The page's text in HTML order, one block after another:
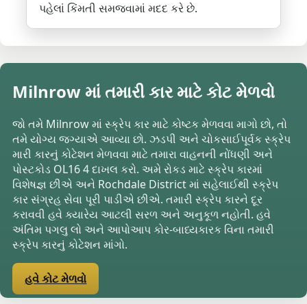
પહેલાં કિંમતી સમજવામાં મદદ કરે છે.
Milnrow માં તમારી કાર માટે કોટ મેળવો
જો તમે Milnrow માં સ્ક્રેપ કાર માટે કોષ્ટક મેળવવા માગો છો, તો
તમે યોગ્ય જગ્યાએ આવ્યા છો. ઝડપી અને ચોકસાઈપૂર્વક સ્ક્રેપ
મારી કારનું કોટેશન મેળવવા માટે તમારા વાહનની નોંધણી અને
પોસ્ટકોડ OL16 4 દાખલ કરો. અમે રોકડ માટે સ્ક્રેપ કારમાં
વિશેષજ્ઞ છીએ અને Rochdale District માં સહેલાઈથી સ્ક્રેપ
કાર સંગ્રહ સેવા પૂરી પાડીએ છીએ. તમારી સ્ક્રેપ કારને દૂર
કરાવવી હવે ક્યારેય આટલી સરળ અને અનુકૂળ નહોતી. હવે
અંતિમ પગલુ લો અને આપોઆપ કોર-બાધ્યકારક વિના તમારી
સ્ક્રેપ કારનું કોટેશન માંગો.
હવે કોટ મેળવો